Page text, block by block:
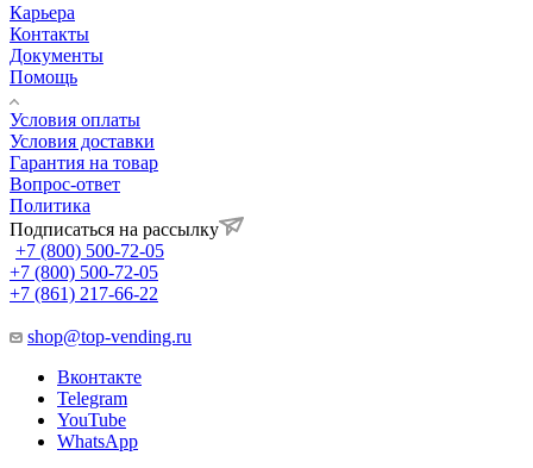
Карьера
Контакты
Документы
Помощь
Условия оплаты
Условия доставки
Гарантия на товар
Вопрос-ответ
Политика
Подписаться на рассылку
+7 (800) 500-72-05
+7 (800) 500-72-05
+7 (861) 217-66-22
shop@top-vending.ru
Вконтакте
Telegram
YouTube
WhatsApp